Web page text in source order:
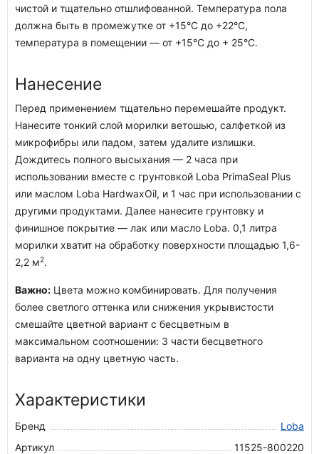
чистой и тщательно отшлифованной. Температура пола
должна быть в промежутке от +15°C до +22°C,
температура в помещении — от +15°C до + 25°C.
Нанесение
Перед применением тщательно перемешайте продукт.
Нанесите тонкий слой морилки ветошью, салфеткой из
микрофибры или падом, затем удалите излишки.
Дождитесь полного высыхания — 2 часа при
использовании вместе с грунтовкой Loba PrimaSeal Plus
или маслом Loba HardwaxOil, и 1 час при использовании с
другими продуктами. Далее нанесите грунтовку и
финишное покрытие — лак или масло Loba. 0,1 литра
морилки хватит на обработку поверхности площадью 1,6-
2,2 м2.
Важно: Цвета можно комбинировать. Для получения
более светлого оттенка или снижения укрывистости
смешайте цветной вариант с бесцветным в
максимальном соотношении: 3 части бесцветного
варианта на одну цветную часть.
Характеристики
Бренд
Loba
Артикул
11525-800220